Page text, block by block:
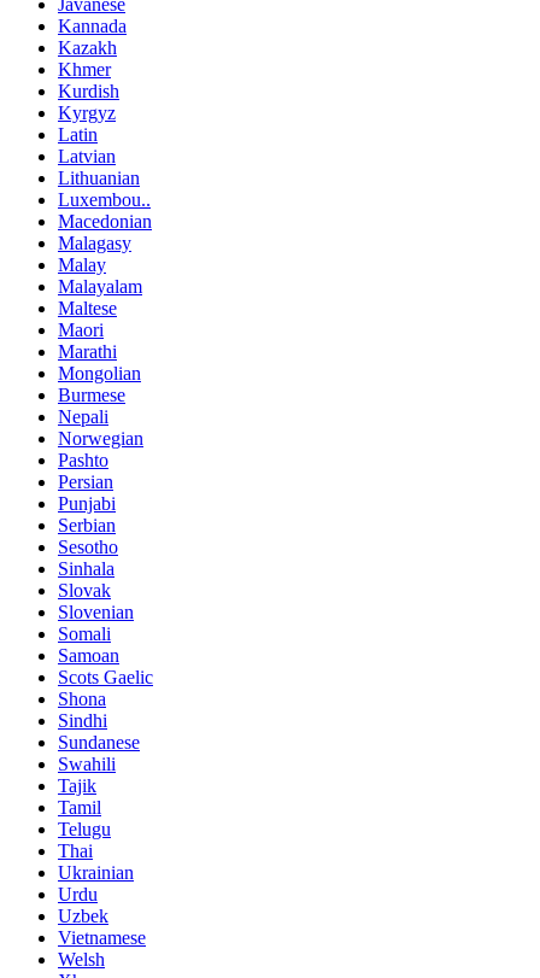
Javanese
Kannada
Kazakh
Khmer
Kurdish
Kyrgyz
Latin
Latvian
Lithuanian
Luxembou..
Macedonian
Malagasy
Malay
Malayalam
Maltese
Maori
Marathi
Mongolian
Burmese
Nepali
Norwegian
Pashto
Persian
Punjabi
Serbian
Sesotho
Sinhala
Slovak
Slovenian
Somali
Samoan
Scots Gaelic
Shona
Sindhi
Sundanese
Swahili
Tajik
Tamil
Telugu
Thai
Ukrainian
Urdu
Uzbek
Vietnamese
Welsh